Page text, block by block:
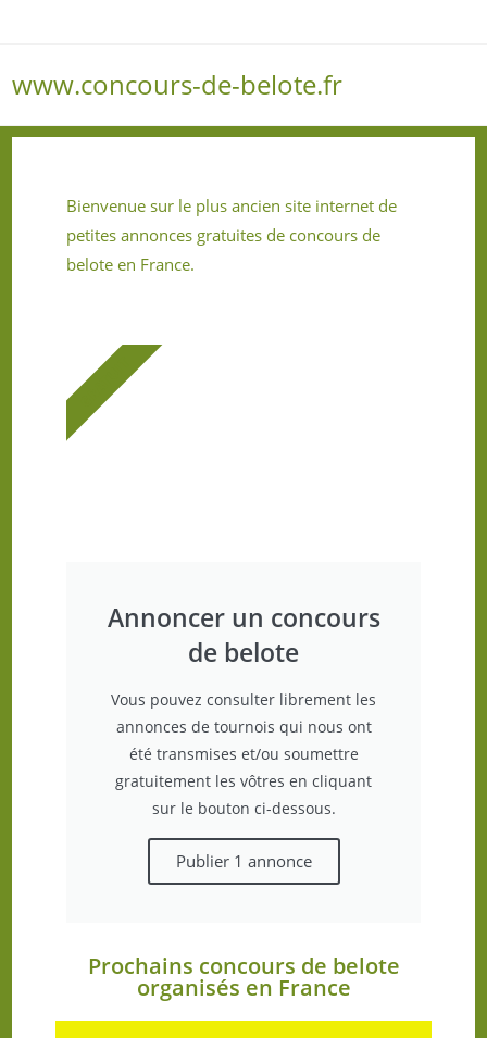
www.concours-de-belote.fr
Bienvenue sur le plus ancien site internet de
petites annonces gratuites de concours de
belote en France.
Annoncer un concours
de belote
Vous pouvez consulter librement les
annonces de tournois qui nous ont
été transmises et/ou soumettre
gratuitement les vôtres en cliquant
sur le bouton ci-dessous.
Publier 1 annonce
GRATUIT
Prochains concours de belote
organisés en France